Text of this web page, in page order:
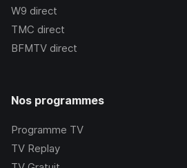
W9 direct
TMC direct
BFMTV direct
Nos programmes
Programme TV
TV Replay